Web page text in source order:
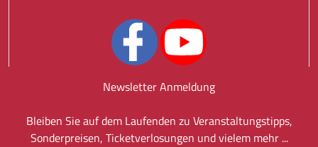
Newsletter Anmeldung
Bleiben Sie auf dem Laufenden zu Veranstaltungstipps,
Sonderpreisen, Ticketverlosungen und vielem mehr ...